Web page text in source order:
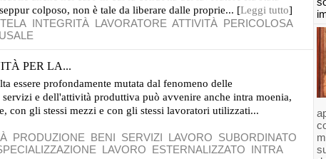
colposo, non è tale da liberare dalle proprie... [Leggi tutto]
INTEGRITÀ LAVORATORE ATTIVITÀ PERICOLOSA
PER LA...
essere profondamente mutata dal fenomeno delle
e dell'attività produttiva può avvenire anche intra moenia,
con gli stessi mezzi e con gli stessi lavoratori utilizzati...
PRODUZIONE BENI SERVIZI LAVORO SUBORDINATO
LAVORO ESTERNALIZZATO INTRA